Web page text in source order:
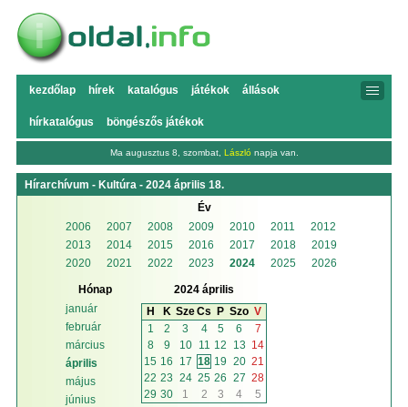
kezdőlap hírek katalógus játékok állások
hírkatalógus böngészős játékok
Ma augusztus 8, szombat, László napja van.
Hírarchívum - Kultúra - 2024 április 18.
Év
2006
2007 2008 2009 2010 2011
2012
2013
2014 2015 2016 2017 2018
2019
2020
2021 2022 2023 2024 2025 2026
Hónap
január
február
március
április
május
június
2024 április
H
K SzeCs P Szo V
1
2 3 4 5 6
7
8
9 10 11 12 13 14
15 16 17 18 19 20 21
22 23 24 25 26 27 28
29 30 1 2 3 4 5